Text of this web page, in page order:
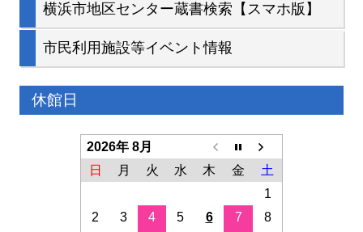
横浜市地区センター蔵書検索【スマホ版】
市民利用施設等イベント情報
休館日
2026年 8月
日
月 火 水 木 金
土
1
2
3 4 5 6 7
8